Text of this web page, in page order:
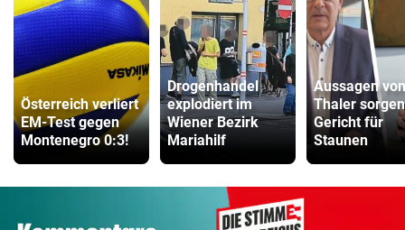
Österreich verliert
EM-Test gegen
Montenegro 0:3!
Drogenhandel
explodiert im
Wiener Bezirk
Mariahilf
Aussagen von
Thaler
Gericht für
Staunen